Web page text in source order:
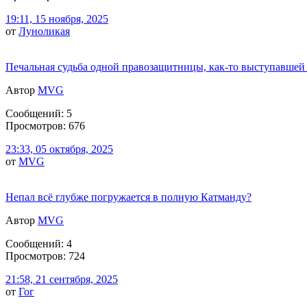
19:11, 15 ноября, 2025
от Луноликая
Печальная судьба одной правозащитницы, как-то
Автор MVG
Сообщений: 5
Просмотров: 676
23:33, 05 октября, 2025
от MVG
Непал всё глубже погружается в полную Катманду?
Автор MVG
Сообщений: 4
Просмотров: 724
21:58, 21 сентября, 2025
от Гог